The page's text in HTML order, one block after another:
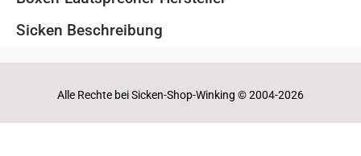
Sicken Beschreibung
Alle Rechte bei Sicken-Shop-Winking © 2004-2026